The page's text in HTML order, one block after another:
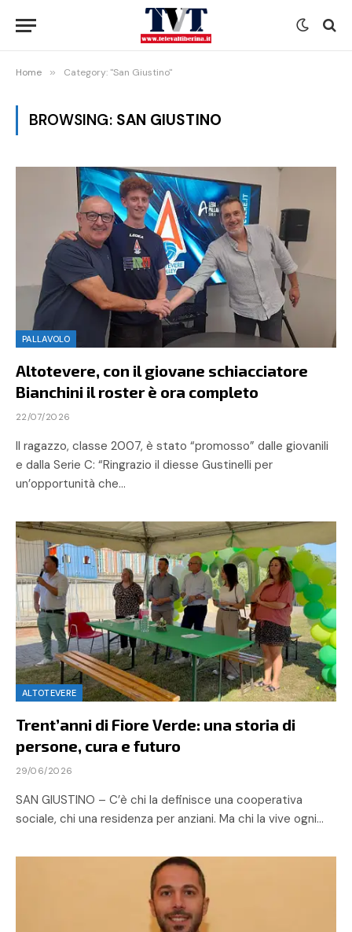
Home » Category: "San Giustino"
BROWSING: SAN GIUSTINO
PALLAVOLO
Altotevere, con il giovane schiacciatore
Bianchini il roster è ora completo
22/07/2026
Il ragazzo, classe 2007, è stato “promosso” dalle giovanili
e dalla Serie C: “Ringrazio il diesse Gustinelli per
un’opportunità che…
ALTOTEVERE
Trent’anni di Fiore Verde: una storia di
persone, cura e futuro
29/06/2026
SAN GIUSTINO – C’è chi la definisce una cooperativa
sociale, chi una residenza per anziani. Ma chi la vive ogni…